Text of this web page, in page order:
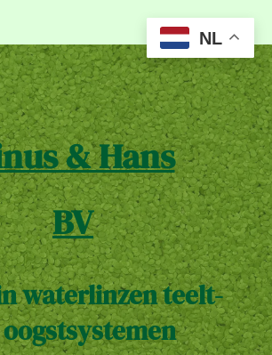
& Hans
BV
waterlinzen teelt-
NL